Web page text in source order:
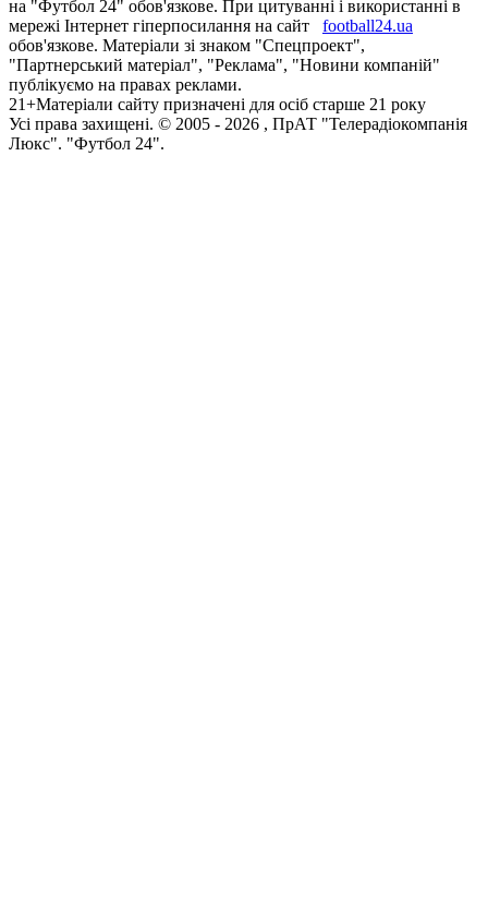
на "Футбол 24" обов'язкове. При цитуванні і використанні в
мережі Інтернет гіперпосилання на сайт
football24.ua
обов'язкове. Матеріали зі знаком "Спецпроект",
"Партнерський матеріал", "Реклама", "Новини компаній"
публікуємо на правах реклами.
21+Матеріали сайту призначені для осіб старше 21 року
Усi права захищенi. © 2005 - 2026 , ПрАТ "Телерадіокомпанія
Люкс". "Футбол 24".